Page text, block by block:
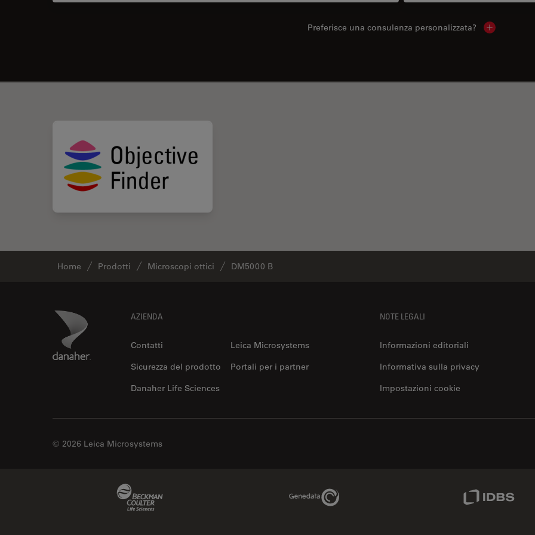
Preferisce una consulenza personalizzata? Show local
Home Prodotti Microscopi ottici DM5000 B
Danaher Logo AZIENDA
Contatti
Leica Microsystems
Sicurezza del prodotto
Portali per i partner
Danaher Life Sciences
NOTE LEGALI
Informazioni editoriali
Informativa sulla privacy
Impostazioni cookie
© 2026 Leica Microsystems
Genedata Link